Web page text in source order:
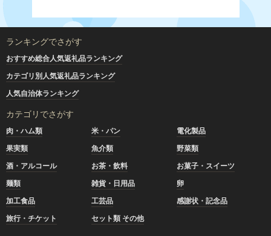
ランキングでさがす
おすすめ総合人気返礼品ランキング
カテゴリ別人気返礼品ランキング
人気自治体ランキング
カテゴリでさがす
肉・ハム類 米・パン
電化製品
果実類
魚介類
野菜類
酒・アルコール
お茶・飲料
お菓子・スイーツ
麺類
雑貨・日用品
卵
加工食品
工芸品
感謝状・記念品
旅行・チケット
セット類 その他